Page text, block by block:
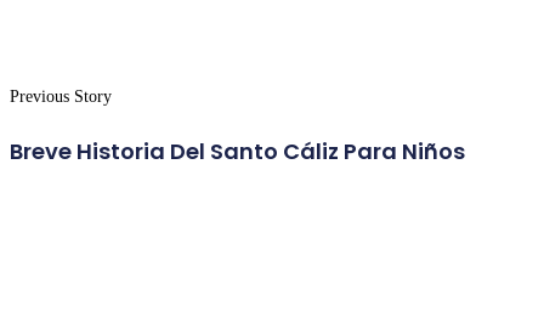
Previous Story
Breve Historia Del Santo Cáliz Para Niños